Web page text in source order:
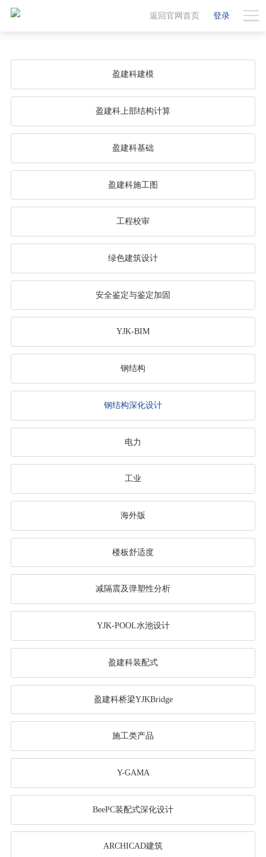
登录
返回官网首页
盈建科建模
盈建科上部结构计算
盈建科基础
盈建科施工图
工程校审
绿色建筑设计
安全鉴定与鉴定加固
YJK-BIM
钢结构
钢结构深化设计
电力
工业
海外版
楼板舒适度
减隔震及弹塑性分析
YJK-POOL水池设计
盈建科装配式
盈建科桥梁YJKBridge
施工类产品
Y-GAMA
BeePC装配式深化设计
ARCHICAD建筑